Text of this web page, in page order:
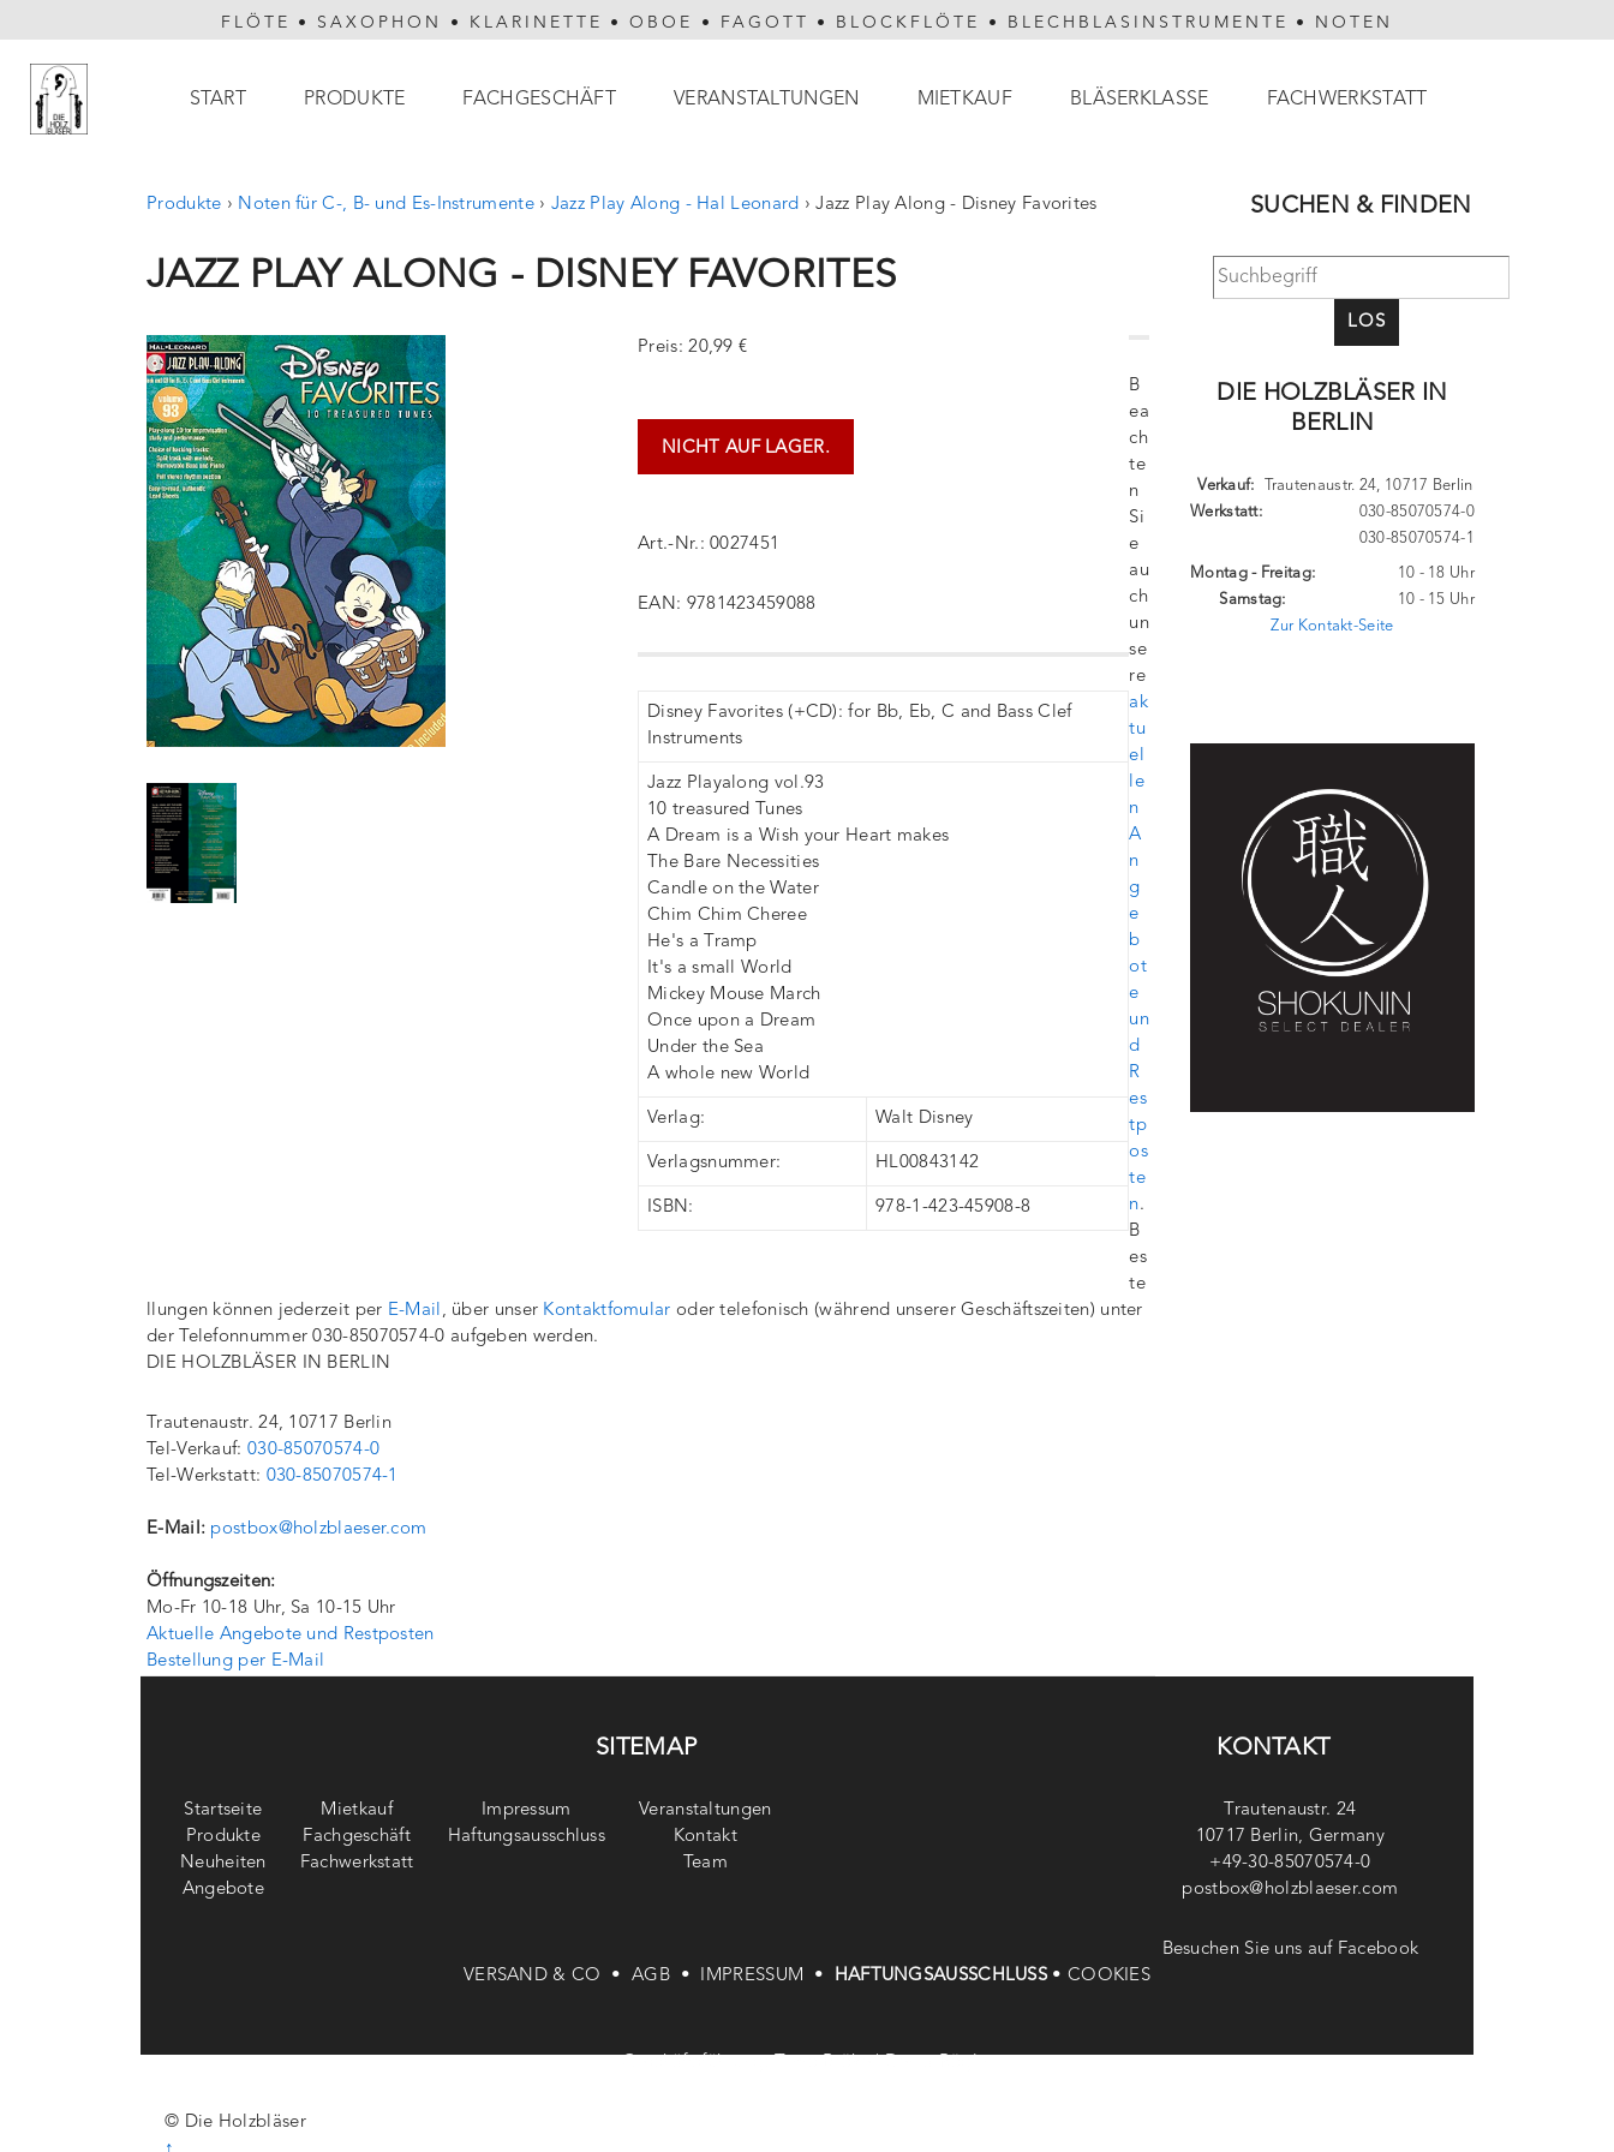
FLÖTE • SAXOPHON • KLARINETTE •OBOE • FAGOTT • BLOCKFLÖTE • BLECHBLASINSTRUMENTE • NOTEN
Hauptnavigation
START PRODUKTE FACHGESCHÄFT VERANSTALTUNGEN MIETKAUF BLÄSERKLASSE FACHWERKSTATT
Produkte › Noten für C-, B- und Es-Instrumente › Jazz Play Along - Hal Leonard › Jazz Play Along - Disney Favorites
JAZZ PLAY ALONG - DISNEY FAVORITES
Preis: 20,99 €
NICHT AUF LAGER.
Art.-Nr.: 0027451
EAN: 9781423459088
Disney Favorites (+CD): for Bb, Eb, C and Bass Clef
Instruments
Jazz Playalong vol.93
10 treasured Tunes
A Dream is a Wish your Heart makes
The Bare Necessities
Candle on the Water
Chim Chim Cheree
He's a Tramp
It's a small World
Mickey Mouse March
Once upon a Dream
Under the Sea
A whole new World
Verlag: Walt Disney
Verlagsnummer: HL00843142
ISBN: 978-1-423-45908-8
B
ea
ch
te
n
Si
e
au
ch
un
se
re
ak
tu
el
le
n
A
n
g
e
b
ot
e
un
d
R
es
tp
os
te
n.
B
es
te
llungen können jederzeit per E-Mail , über unser Kontaktfomular oder telefonisch (während unserer Geschäftszeiten) unter
der Telefonnummer 030-85070574-0 aufgeben werden.
DIE HOLZBLÄSER IN BERLIN
Trautenaustr. 24, 10717 Berlin
Tel-Verkauf: 030-85070574-0
Tel-Werkstatt: 030-85070574-1
E-Mail: postbox@holzblaeser.com
Öffnungszeiten:
Mo-Fr 10-18 Uhr, Sa 10-15 Uhr
Aktuelle Angebote und Restposten
Bestellung per E-Mail
SUCHEN & FINDEN
LOS
DIE HOLZBLÄSER IN
BERLIN
Trautenaustr. 24, 10717 Berlin
Verkauf:
Werkstatt:
030-85070574-0
030-85070574-1
Montag - Freitag:
Samstag:
10 - 18 Uhr
10 - 15 Uhr
Zur Kontakt-Seite
SITEMAP
Startseite
Produkte
Neuheiten
Angebote
Mietkauf
Fachgeschäft
Fachwerkstatt
Impressum
Haftungsausschluss
Veranstaltungen
Kontakt
Team
KONTAKT
Trautenaustr. 24
10717 Berlin, Germany
+49-30-85070574-0
postbox@holzblaeser.com
Besuchen Sie uns auf Facebook
VERSAND & CO •AGB • IMPRESSUM • HAFTUNGSAUSSCHLUSS • COOKIES
© Die Holzbläser